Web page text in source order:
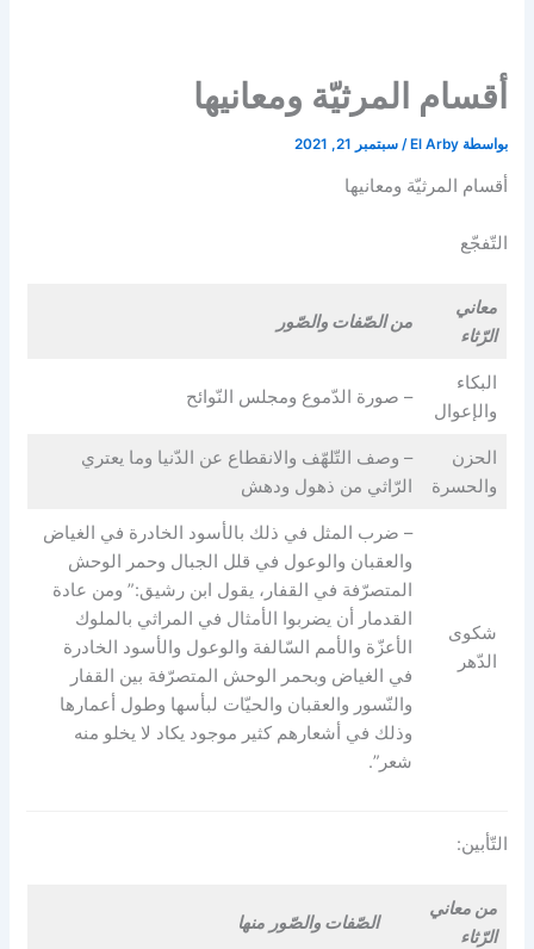
أقسام المرثيّة ومعانيها
بواسطة El Arby
/سبتمبر 21, 2021
أقسام المرثيّة ومعانيها
التّفجّع
معاني
الرّثاء
من الصّفات والصّور
البكاء
والإعوال
– صورة الدّموع ومجلس النّوائح
الحزن
والحسرة
– وصف التّلهّف والانقطاع عن الدّنيا وما يعتري
الرّاثي من ذهول ودهش
شكوى
الدّهر
– ضرب المثل في ذلك بالأسود الخادرة في الغياض
والعقبان والوعول في قلل الجبال وحمر الوحش
المتصرّفة في القفار، يقول ابن رشيق:” ومن عادة
القدمار أن يضربوا الأمثال في المراثي بالملوك
الأعزّة والأمم السّالفة والوعول والأسود الخادرة
في الغياض وبحمر الوحش المتصرّفة بين القفار
والنّسور والعقبان والحيّات لبأسها وطول أعمارها
وذلك في أشعارهم كثير موجود يكاد لا يخلو منه
شعر”.
التّأبين:
من معاني
الرّثاء
الصّفات والصّور منها